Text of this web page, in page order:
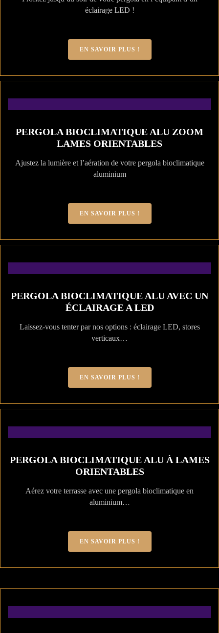
éclairage LED !
EN SAVOIR PLUS !
PERGOLA BIOCLIMATIQUE ALU ZOOM
LAMES ORIENTABLES
Ajustez la lumière et l’aération de votre pergola bioclimatique
aluminium
EN SAVOIR PLUS !
PERGOLA BIOCLIMATIQUE ALU AVEC UN
ÉCLAIRAGE A LED
Laissez-vous tenter par nos options : éclairage LED, stores
verticaux…
EN SAVOIR PLUS !
PERGOLA BIOCLIMATIQUE ALU À LAMES
ORIENTABLES
Aérez votre terrasse avec une pergola bioclimatique en
aluminium…
EN SAVOIR PLUS !